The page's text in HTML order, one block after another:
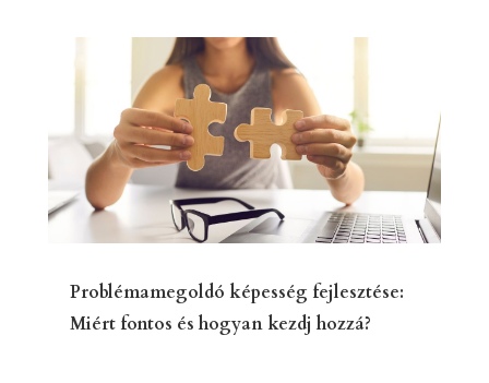
Problémamegoldó képesség fejlesztése:
Miért fontos és hogyan kezdj hozzá?